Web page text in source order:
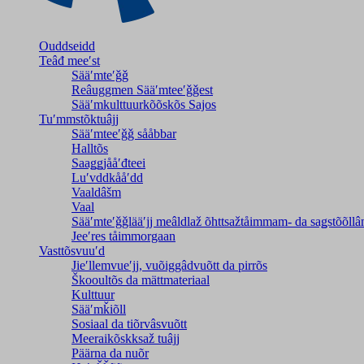
Ouddseidd
Teâđ meeʹst
Sääʹmteʹǧǧ
Reâuggmen Sääʹmteeʹǧǧest
Sääʹmkulttuurkõõskõs Sajos
Tuʹmmstõktuâjj
Sääʹmteeʹǧǧ sååbbar
Halltõs
Saaǥǥjååʹđteei
Luʹvddkååʹdd
Vaaldâšm
Vaal
Sääʹmteʹǧǧlääʹjj meâldlaž õhttsažtåimmam- da
Jeeʹres tåimmorgaan
Vasttõsvuuʹd
Jieʹllemvueʹjj, vuõiggâdvuõtt da pirrõs
Škooultõs da mättmateriaal
Kulttuur
Sääʹmǩiõll
Sosiaal da tiõrvâsvuõtt
Meeraikõskksaž tuâjj
Päärna da nuõr